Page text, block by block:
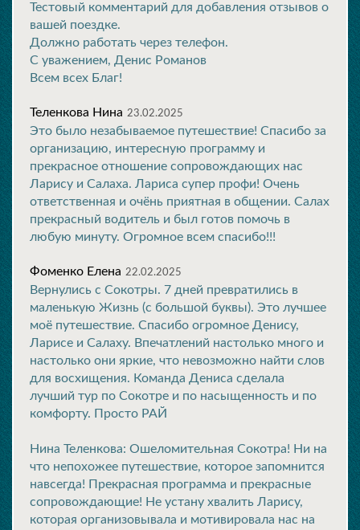
Тестовый комментарий для добавления отзывов о
вашей поездке.
Должно работать через телефон.
С уважением, Денис Романов
Всем всех Благ!
Теленкова Нина 23.02.2025
Это было незабываемое путешествие! Спасибо за
организацию, интересную программу и
прекрасное отношение сопровождающих нас
Ларису и Салаха. Лариса супер профи! Очень
ответственная и очёнь приятная в общении. Салах
прекрасный водитель и был готов помочь в
любую минуту. Огромное всем спасибо!!!
Фоменко Елена 22.02.2025
Вернулись с Сокотры. 7 дней превратились в
маленькую Жизнь (с большой буквы). Это лучшее
моё путешествие. Спасибо огромное Денису,
Ларисе и Салаху. Впечатлений настолько много и
настолько они яркие, что невозможно найти слов
для восхищения. Команда Дениса сделала
лучший тур по Сокотре и по насыщенность и по
комфорту. Просто РАЙ
Нина Теленкова: Ошеломительная Сокотра! Ни на
что непохожее путешествие, которое запомнится
навсегда! Прекрасная программа и прекрасные
сопровождающие! Не устану хвалить Ларису,
которая организовывала и мотивировала нас на